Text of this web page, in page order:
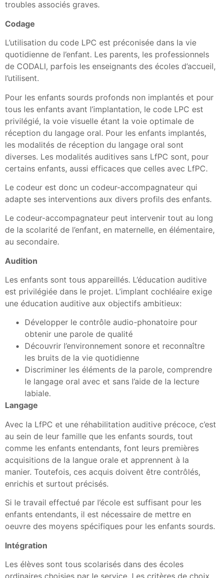
troubles associés graves.
Codage
L’utilisation du code LPC est préconisée dans la vie
quotidienne de l’enfant. Les parents, les professionnels
de CODALI, parfois les enseignants des écoles d’accueil,
l’utilisent.
Pour les enfants sourds profonds non implantés et pour
tous les enfants avant l’implantation, le code LPC est
privilégié, la voie visuelle étant la voie optimale de
réception du langage oral. Pour les enfants implantés,
les modalités de réception du langage oral sont
diverses. Les modalités auditives sans LfPC sont, pour
certains enfants, aussi efficaces que celles avec LfPC.
Le codeur est donc un codeur-accompagnateur qui
adapte ses interventions aux divers profils des enfants.
Le codeur-accompagnateur peut intervenir tout au long
de la scolarité de l’enfant, en maternelle, en élémentaire,
au secondaire.
Audition
Les enfants sont tous appareillés. L’éducation auditive
est privilégiée dans le projet. L’implant cochléaire exige
une éducation auditive aux objectifs ambitieux:
Développer le contrôle audio-phonatoire pour
obtenir une parole de qualité
Découvrir l’environnement sonore et reconnaître
les bruits de la vie quotidienne
Discriminer les éléments de la parole, comprendre
le langage oral avec et sans l’aide de la lecture
labiale.
Langage
Avec la LfPC et une réhabilitation auditive précoce, c’est
au sein de leur famille que les enfants sourds, tout
comme les enfants entendants, font leurs premières
acquisitions de la langue orale et apprennent à la
manier. Toutefois, ces acquis doivent être contrôlés,
enrichis et surtout précisés.
Si le travail effectué par l’école est suffisant pour les
enfants entendants, il est nécessaire de mettre en
oeuvre des moyens spécifiques pour les enfants sourds.
Intégration
Les élèves sont tous scolarisés dans des écoles